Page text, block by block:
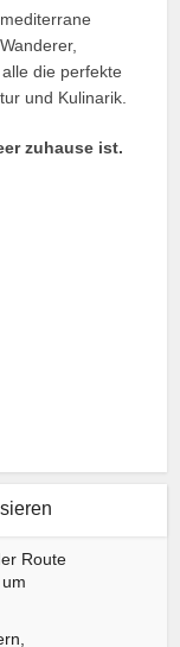
die perfekte
und Kulinarik.
zuhause ist.
Route